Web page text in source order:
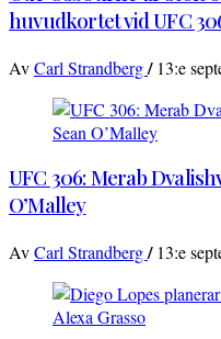
huvudkortet vid UFC
AvCarl Strandberg/ 13:e
UFC 306: Merab
O’Malley
AvCarl Strandberg/ 13:e